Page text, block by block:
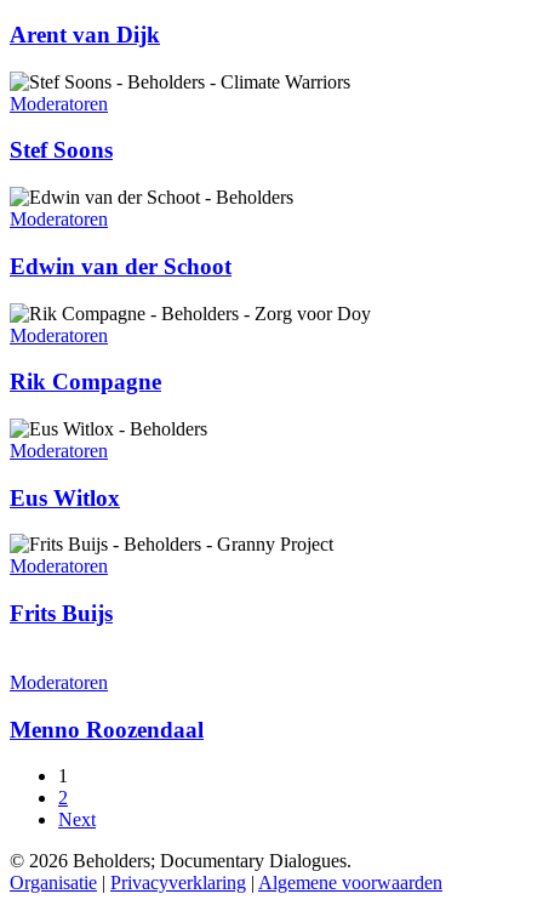
Arent van Dijk
Stef
Soons
Moderatoren
Stef Soons
Edwin
van
Schoot
Moderatoren
Edwin van der Schoot
Rik
Compagne
Moderatoren
Rik Compagne
Eus
Witlox
Moderatoren
Eus Witlox
Frits
Buijs
Moderatoren
Frits Buijs
Roozendaal
Moderatoren
Menno Roozendaal
1
2
Next
© 2026 Beholders; Documentary Dialogues.
Organisatie | Privacyverklaring | Algemene voorwaarden